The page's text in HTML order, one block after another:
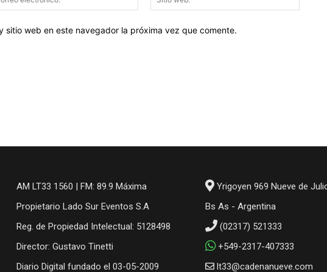
electrónico:*
web:
sitio web en este navegador la próxima vez que comente.
AM LT33 1560 | FM: 89.9 Máxima
Propietario Lado Sur Eventos S.A
Reg. de Propiedad Intelectual: 5128498
Director: Gustavo Tinetti
Diario Digital fundado el 03-05-2009
Yrigoyen 969 Nueve de
Bs As - Argentina
(02317) 521333
+549-2317-407333
lt33@cadenanueve.com